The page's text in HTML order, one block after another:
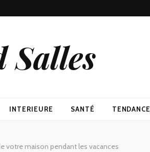
Salles
INTERIEURE SANTÉ TENDANCE
votre maison pendant les vacances